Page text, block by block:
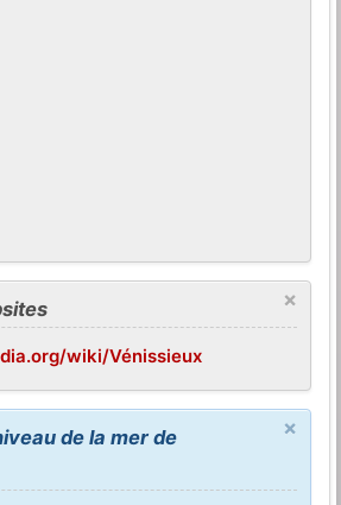
×
wiki/Vénissieux
×
de la mer de